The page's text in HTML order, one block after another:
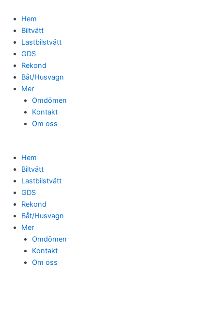
Hem
Biltvätt
Lastbilstvätt
GDS
Rekond
Båt/Husvagn
Mer
Omdömen
Kontakt
Om oss
Hem
Biltvätt
Lastbilstvätt
GDS
Rekond
Båt/Husvagn
Mer
Omdömen
Kontakt
Om oss